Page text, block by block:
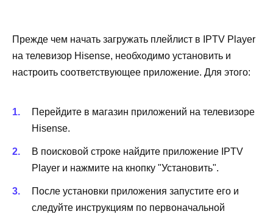
Прежде чем начать загружать плейлист в IPTV Player
на телевизор Hisense, необходимо установить и
настроить соответствующее приложение. Для этого:
Перейдите в магазин приложений на телевизоре
Hisense.
В поисковой строке найдите приложение IPTV
Player и нажмите на кнопку "Установить".
После установки приложения запустите его и
следуйте инструкциям по первоначальной